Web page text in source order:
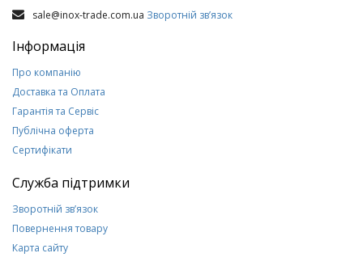
sale@inox-trade.com.ua Зворотній зв’язок
Інформація
Про компанію
Доставка та Оплата
Гарантія та Сервіс
Публічна оферта
Сертифікати
Служба підтримки
Зворотній зв’язок
Повернення товару
Карта сайту